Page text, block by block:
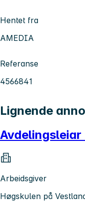
Hentet fra
AMEDIA
Referanse
4566841
Lignende
Avdelingsleiar
Arbeidsgiver
Høgskulen på